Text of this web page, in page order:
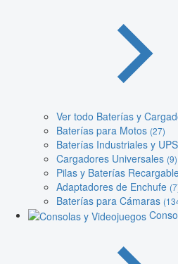
Ver todo Baterías y
Baterías para Motos (27)
Baterías Industriales y UPS
Cargadores Universales (9)
Pilas y Baterías
Adaptadores de Enchufe
Baterías para Cámaras